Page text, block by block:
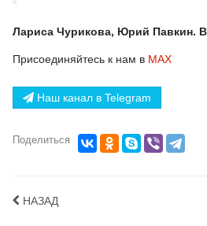
Лариса Чурикова, Юрий Павкин.
Присоединяйтесь к нам в МАХ
Наш канал в Telegram
Поделиться
НАЗАД